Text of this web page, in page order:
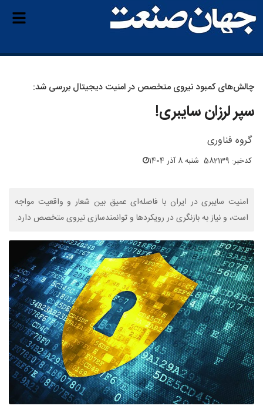
چالش‌های کمبود نیروی متخصص در امنیت دیجیتال بررسی شد:
سپر لرزان سایبری!
گروه فناوری
کدخبر: 582139 شنبه 8 آذر 1404
امنیت سایبری در ایران با فاصله‌ای عمیق بین شعار و واقعیت مواجه
است، و نیاز به بازنگری در رویکردها و توانمندسازی نیروی متخصص دارد.